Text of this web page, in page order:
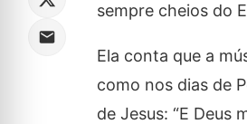
sempre cheios do
Ela conta que a
como nos dias de
de Jesus: “E Deus